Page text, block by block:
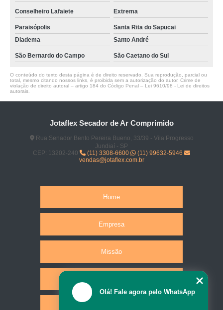
Conselheiro Lafaiete Extrema
Paraisópolis
Santa Rita do Sapucai
Diadema
Santo André
São Bernardo do Campo São Caetano do Sul
O conteúdo do texto desta página é de direito reservado. Sua reprodução, parcial ou
total, mesmo citando nossos links, é proibida sem a autorização do autor. Crime de
violação de direito autoral – artigo 184 do Código Penal – Lei 9610/98 - Lei de direitos
autorais
Jotaflex Secador de Ar Comprimido
Rua Senador Bento Pereira Bueno, 33/39 - Vila Progresso
Jundiaí - SP
CEP: 13202-240
(11) 3308-6600
(11) 99632-5946
vendas@jotaflex.com.br
Home
Empresa
Missão
Olá! Fale agora pelo WhatsApp